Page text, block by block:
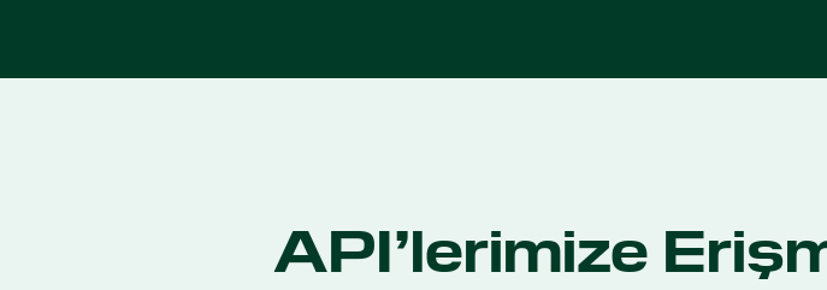
API’lerimize